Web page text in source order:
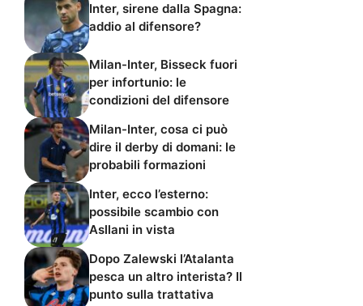
Inter, sirene dalla Spagna:
addio al difensore?
Milan-Inter, Bisseck fuori
per infortunio: le
condizioni del difensore
Milan-Inter, cosa ci può
dire il derby di domani: le
probabili formazioni
Inter, ecco l’esterno:
possibile scambio con
Asllani in vista
Dopo Zalewski l’Atalanta
pesca un altro interista? Il
punto sulla trattativa